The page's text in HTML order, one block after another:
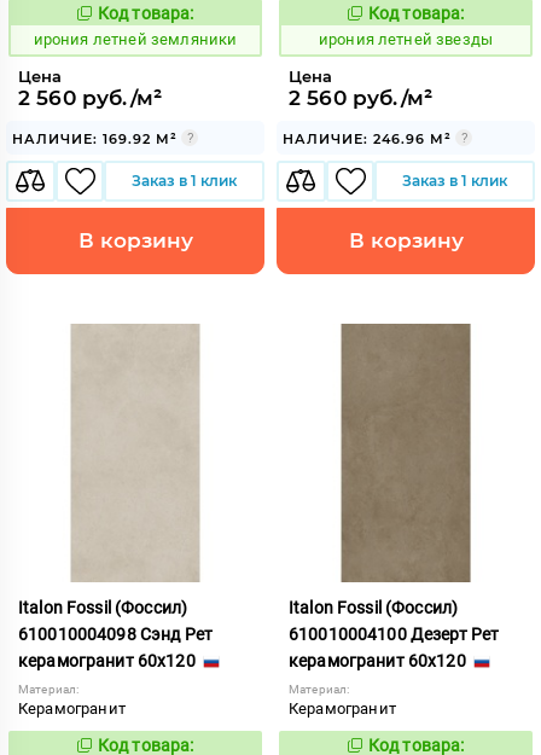
1099656
Код товара:
ирония летней земляники
Цена
2 560 руб./м²
НАЛИЧИЕ: 169.92 М²
Заказ в 1 клик
В корзину
1099654
Код товара:
ирония летней звезды
Цена
2 560 руб./м²
НАЛИЧИЕ: 246.96 М²
Заказ в 1 клик
В корзину
Italon Fossil (Фоссил)
610010004098 Сэнд Рет
керамогранит 60x120
Материал:
Керамогранит
Код товара:
Italon Fossil (Фоссил)
610010004100 Дезерт Рет
керамогранит 60x120
Материал:
Керамогранит
Код товара: